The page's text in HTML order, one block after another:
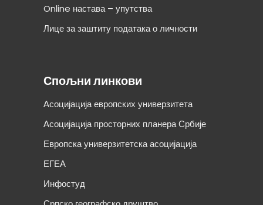
Online настава – упутства
Лице за заштиту података о личности
Спољни линкови
Асоцијација европских универзитета
Асоцијација просторних планера Србије
Европска универзитетска асоцијација
ЕГЕА
Инфостуд